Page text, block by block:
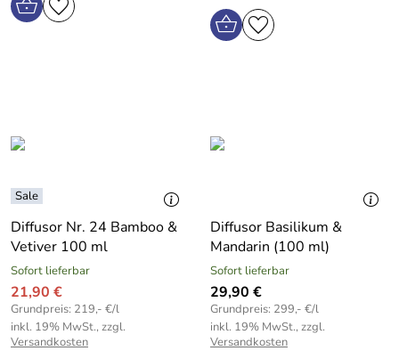
Diffusor Nr. 24 Bamboo &
Vetiver 100 ml
Sofort lieferbar
21,90 €
Grundpreis: 219,- €/l
inkl. 19% MwSt., zzgl.
Versandkosten
Diffusor Basilikum &
Mandarin (100 ml)
Sofort lieferbar
29,90 €
Grundpreis: 299,- €/l
inkl. 19% MwSt., zzgl.
Versandkosten